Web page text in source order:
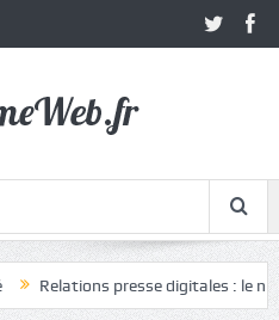
presse digitales : le nouvel